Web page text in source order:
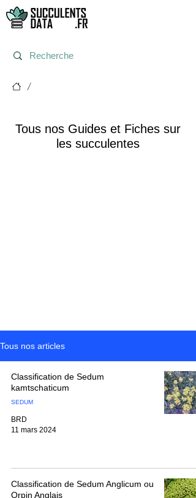
/
Tous nos Guides et Fiches sur
les succulentes
Tous nos articles
Classification de Sedum
kamtschaticum
SEDUM
BRD
11 mars 2024
Classification de Sedum Anglicum ou
Orpin Anglais